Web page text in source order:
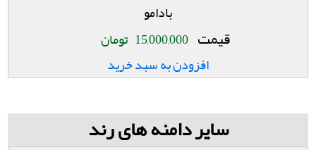
بادامو
قیمت 15,000,000 تومان
افزودن به سبد خرید
سایر دامنه های رند